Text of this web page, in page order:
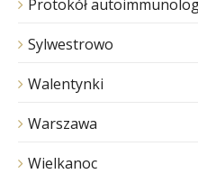
Protokół
Sylwestrowo
Walentynki
Warszawa
Wielkanoc